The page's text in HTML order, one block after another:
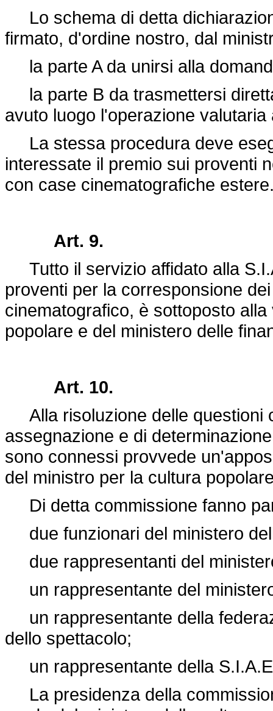
Lo schema di detta
firmato, d'ordine nostro, dal
la parte A da unirsi alla
la parte B da trasmettersi
avuto luogo l'operazione
La stessa procedura deve
interessate il premio sui proventi
con case cinematografiche
Art. 9.
Tutto il servizio affidato alla
proventi per la corresponsione
cinematografico, è sottoposto
popolare e del ministero delle
Art. 10.
Alla risoluzione delle questioni
assegnazione e di
sono connessi provvede
del ministro per la cultura
Di detta commissione fanno
due funzionari del ministero
due rappresentanti del
un rappresentante del
un rappresentante della
dello spettacolo;
un rappresentante della
La presidenza della